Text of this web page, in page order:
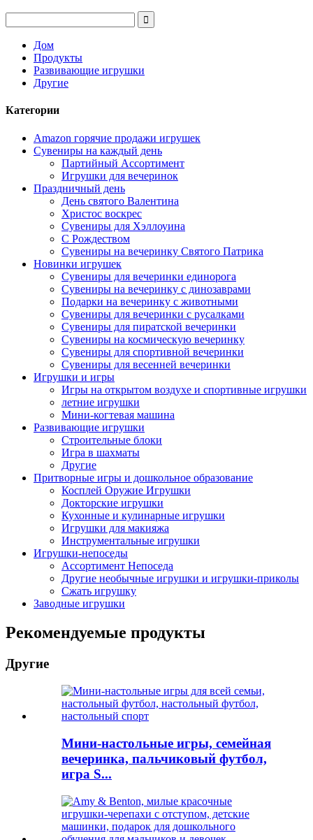
Дом
Продукты
Развивающие игрушки
Другие
Категории
Amazon горячие продажи игрушек
Сувениры на каждый день
Партийный Ассортимент
Игрушки для вечеринок
Праздничный день
День святого Валентина
Христос воскрес
Сувениры для Хэллоуина
С Рождеством
Сувениры на вечеринку Святого Патрика
Новинки игрушек
Сувениры для вечеринки единорога
Сувениры на вечеринку с динозаврами
Подарки на вечеринку с животными
Сувениры для вечеринки с русалками
Сувениры для пиратской вечеринки
Сувениры на космическую вечеринку
Сувениры для спортивной вечеринки
Сувениры для весенней вечеринки
Игрушки и игры
Игры на открытом воздухе и спортивные игрушки
летние игрушки
Мини-когтевая машина
Развивающие игрушки
Строительные блоки
Игра в шахматы
Другие
Притворные игры и дошкольное образование
Косплей Оружие Игрушки
Докторские игрушки
Кухонные и кулинарные игрушки
Игрушки для макияжа
Инструментальные игрушки
Игрушки-непоседы
Ассортимент Непоседа
Другие необычные игрушки и игрушки-приколы
Сжать игрушку
Заводные игрушки
Рекомендуемые продукты
Другие
Мини-настольные игры, семейная
вечеринка, пальчиковый футбол,
игра S...